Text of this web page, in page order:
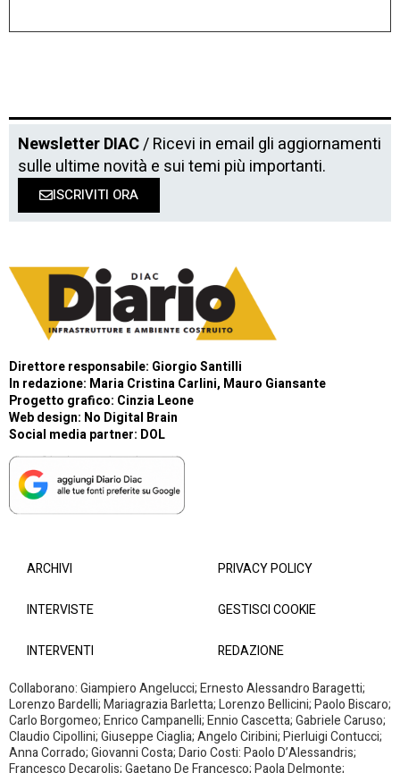
Newsletter DIAC/ Ricevi in email gli aggiornamenti
sulle ultime novità e sui temi più importanti.
ISCRIVITI ORA
Direttore responsabile: Giorgio Santilli
In redazione: Maria Cristina Carlini, Mauro Giansante
Progetto grafico: Cinzia Leone
Web design: No Digital Brain
Social media partner: DOL
ARCHIVI
INTERVISTE
INTERVENTI
PRIVACY POLICY
GESTISCI COOKIE
REDAZIONE
Collaborano: Giampiero Angelucci; Ernesto Alessandro Baragetti;
Lorenzo Bardelli; Mariagrazia Barletta; Lorenzo Bellicini; Paolo Biscaro;
Carlo Borgomeo; Enrico Campanelli; Ennio Cascetta; Gabriele Caruso;
Claudio Cipollini; Giuseppe Ciaglia; Angelo Ciribini; Pierluigi Contucci;
Anna Corrado; Giovanni Costa; Dario Costi: Paolo D’Alessandris;